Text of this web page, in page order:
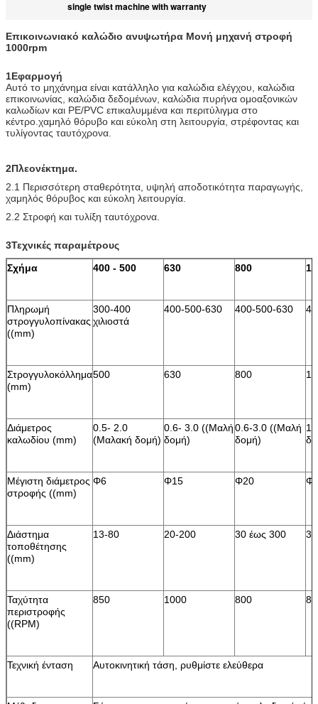
single twist machine with warranty
Επικοινωνιακό καλώδιο ανυψωτήρα Μονή μηχανή στροφή
1000rpm
1Εφαρμογή
Αυτό το μηχάνημα είναι κατάλληλο για καλώδια ελέγχου, καλώδια
επικοινωνίας, καλώδια δεδομένων, καλώδια πυρήνα ομοαξονικών
καλωδίων και PE/PVC επικαλυμμένα και περιτύλιγμα στο
κέντρο.χαμηλό θόρυβο και εύκολη στη λειτουργία, στρέφοντας και
τυλίγοντας ταυτόχρονα.
2Πλεονέκτημα.
2.1 Περισσότερη σταθερότητα, υψηλή αποδοτικότητα παραγωγής,
χαμηλός θόρυβος και εύκολη λειτουργία.
2.2 Στροφή και τυλίξη ταυτόχρονα.
3Τεχνικές παραμέτρους
Σχήμα
400 - 500 630 800
Πληρωμή
στρογγυλοπίνακας
((mm)
300-400
χιλιοστά
400-500-630 400-500-630
Στρογγυλοκόλλημα
(mm)
500 630 800
Διάμετρος
καλωδίου (mm)
0.5- 2.0
(Μαλακή δομή)
0.6- 3.0 ((Μαλή
δομή)
0.6-3.0 ((Μαλή
δομή)
Μέγιστη διάμετρος
στροφής ((mm)
Φ6 Φ15 Φ20
Διάστημα
τοποθέτησης
((mm)
13-80 20-200 30 έως 300
Ταχύτητα
περιστροφής
((RPM)
850 1000 800
Τεχνική ένταση Αυτοκινητική τάση, ρυθμίστε ελεύθερα